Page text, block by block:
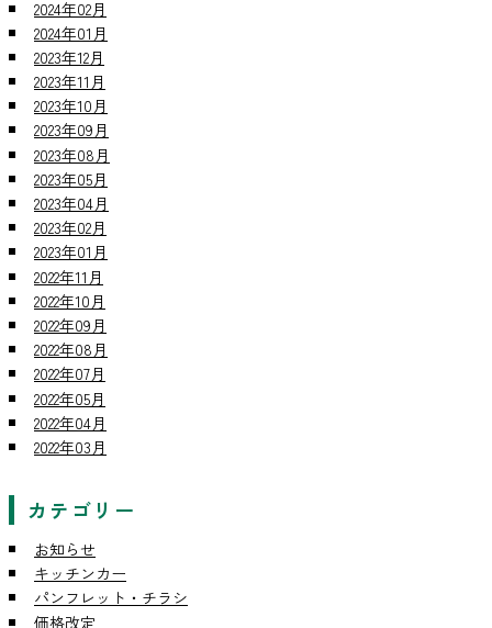
2024年02月
2024年01月
2023年12月
2023年11月
2023年10月
2023年09月
2023年08月
2023年05月
2023年04月
2023年02月
2023年01月
2022年11月
2022年10月
2022年09月
2022年08月
2022年07月
2022年05月
2022年04月
2022年03月
カテゴリー
お知らせ
キッチンカー
パンフレット・チラシ
価格改定